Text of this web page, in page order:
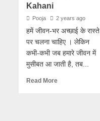
Kahani
Pooja 2 years ago
हमें जीवन-भर अच्छाई के रास्ते
पर चलना चाहिए । लेकिन
कभी-कभी जब हमारे जीवन में
मुसीबत आ जाती है, तब...
Read More